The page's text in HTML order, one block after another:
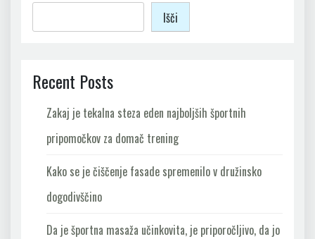
Išči
Recent Posts
Zakaj je tekalna steza eden najboljših športnih
pripomočkov za domač trening
Kako se je čiščenje fasade spremenilo v družinsko
dogodivščino
Da je športna masaža učinkovita, je priporočljivo, da jo